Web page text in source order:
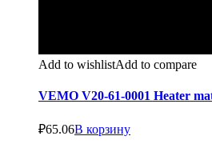
Add to wishlistAdd to compare
VEMO V20-61-0001 Heater
₽65.06В корзину